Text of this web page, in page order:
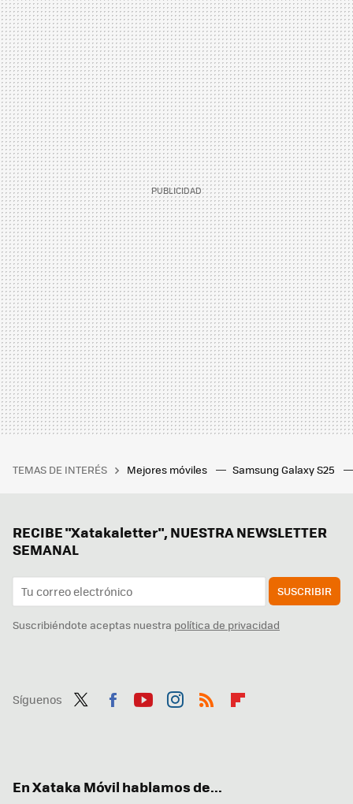
TEMAS DE INTERÉS Mejores móviles Samsung Galaxy S25
RECIBE "Xatakaletter", NUESTRA NEWSLETTER
SEMANAL
SUSCRIBIR
Suscribiéndote aceptas nuestra política de privacidad
Síguenos
En Xataka Móvil hablamos de...